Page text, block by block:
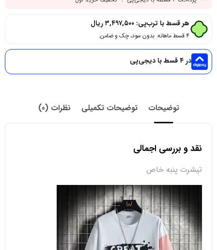
هر قسط با ترب‌پی: ۳,۴۹۷,۵۰۰ریال
۴ قسط ماهانه. بدون سود، چک و ضامن.
در ۴ قسط با دیجی‌پی
توضیحات توضیحات تکمیلی نظرات (0)
نقد و بررسی اجمالی
تیشرت پنبه خاص